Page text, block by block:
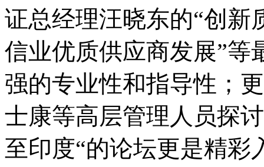
证总经理汪晓东的“创新
信业优质供应商发展”等
强的专业性和指导性；
士康等高层管理人员探
至印度“的论坛更是精彩